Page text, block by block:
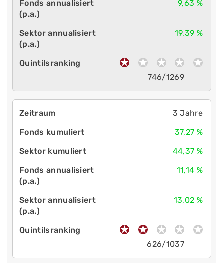
9,63 %
19,39 %
746/1269
3 Jahre
37,27 %
44,37 %
11,14 %
13,02 %
626/1037